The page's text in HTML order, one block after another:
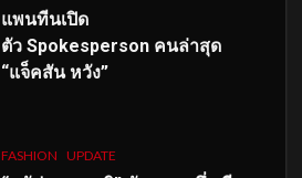
แพนทีนเปิด
ตัว Spokesperson คนล่าสุด
“แจ็คสัน หวัง”
FASHION UPDATE